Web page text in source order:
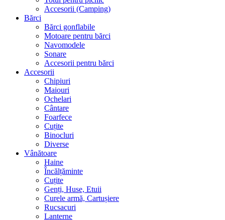
Accesorii (Camping)
Bărci
Bărci gonflabile
Motoare pentru bărci
Navomodele
Sonare
Accesorii pentru bărci
Accesorii
Chipiuri
Maiouri
Ochelari
Cântare
Foarfece
Cuțite
Binocluri
Diverse
Vânătoare
Haine
Încălțăminte
Cuțite
Genți, Huse, Etuii
Curele armă, Cartușiere
Rucsacuri
Lanterne